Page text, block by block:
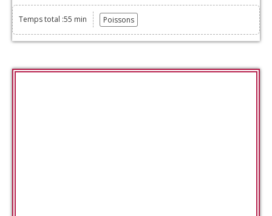
Temps total :55 min Poissons